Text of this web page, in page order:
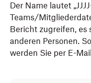
Der Name lautet
Teams/
Bericht zugreifen, es
anderen Personen.
werden Sie per E-